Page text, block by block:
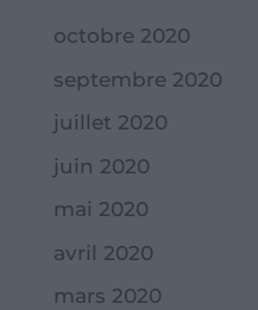
octobre 2020
septembre 2020
juillet 2020
juin 2020
mai 2020
avril 2020
mars 2020